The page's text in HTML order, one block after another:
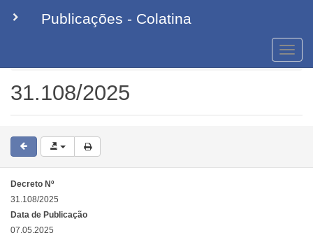
Publicações - Colatina
Toggle
31.108/2025
Decreto Nº
31.108/2025
Data de Publicação
07.05.2025